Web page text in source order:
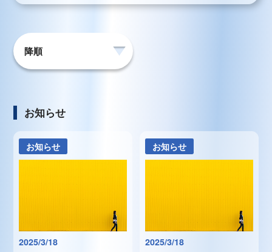
お知らせ
お知らせ
2025/3/18
お知らせ
2025/3/18